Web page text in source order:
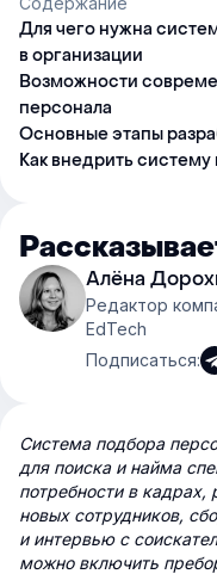
Для чего нужна
в организации
Возможности
персонала
Основные этапы
Как внедрить
Алёна
Редактор
EdTech
Подписаться:
Система подбора
для поиска и найма
потребности в кадрах,
новых сотрудников,
и интервью с
можно включить